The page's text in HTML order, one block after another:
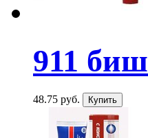
911
48.75 руб.